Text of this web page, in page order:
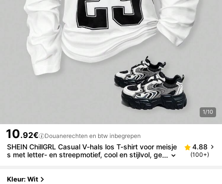
1/10
10.92€ Douanerechten en btw inbegrepen
SHEIN ChillGRL Casual V-hals los T-shirt voor meisje
s met letter- en streepmotief, cool en stijlvol, ge
4.88
(100+)
Kleur: Wit